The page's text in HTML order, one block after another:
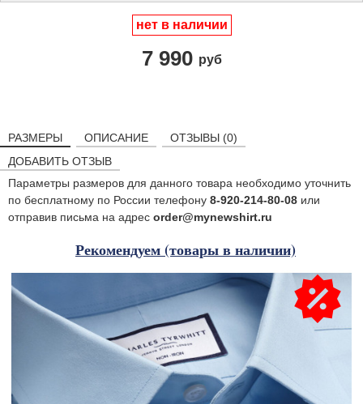
нет в наличии
7 990 руб
РАЗМЕРЫ ОПИСАНИЕ
ОТЗЫВЫ (0)
ДОБАВИТЬ ОТЗЫВ
Параметры размеров для данного товара необходимо уточнить
по бесплатному по России телефону 8-920-214-80-08 или
отправив письма на адрес order@mynewshirt.ru
Рекомендуем (товары в наличии)